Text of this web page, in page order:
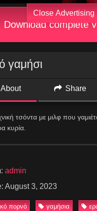
Close Advertising
Download complete
γαμήσι
About Share
τσόντα με μιλφ που
κυρία.
admin
August 3, 2023
πορνό γαμήσια